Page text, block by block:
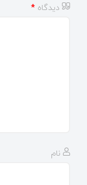
دیدگاه *
نام